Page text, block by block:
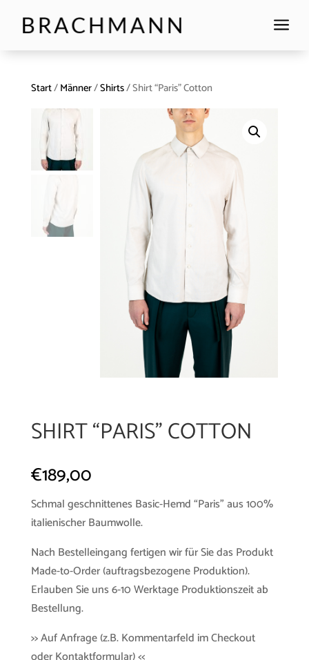
a
Start/Männer/Shirts/ Shirt “Paris” Cotton
SHIRT “PARIS” COTTON
€189,00
Schmal geschnittenes Basic-Hemd “Paris” aus 100%
italienischer Baumwolle.
Nach Bestelleingang fertigen wir für Sie das Produkt
Made-to-Order (auftragsbezogene Produktion).
Erlauben Sie uns 6-10 Werktage Produktionszeit ab
Bestellung.
>> Auf Anfrage (z.B. Kommentarfeld im Checkout